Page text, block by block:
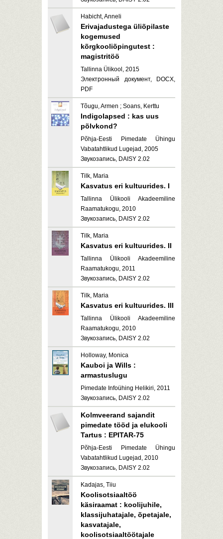
Habicht, Anneli
Erivajadustega üliõpilaste
kogemused
kõrgkooliõpingutest :
magistritöö
Tallinna Ülikool, 2015
Электронный документ, DOCX,
PDF
Tõugu, Armen ; Soans, Kerttu
Indigolapsed : kas uus
põlvkond?
Põhja-Eesti Pimedate Ühingu
Vabatahtlikud Lugejad, 2005
Звукозапись, DAISY 2.02
Tilk, Maria
Kasvatus eri kultuurides. I
Tallinna Ülikooli Akadeemiline
Raamatukogu, 2010
Звукозапись, DAISY 2.02
Tilk, Maria
Kasvatus eri kultuurides. II
Tallinna Ülikooli Akadeemiline
Raamatukogu, 2011
Звукозапись, DAISY 2.02
Tilk, Maria
Kasvatus eri kultuurides. III
Tallinna Ülikooli Akadeemiline
Raamatukogu, 2010
Звукозапись, DAISY 2.02
Holloway, Monica
Kauboi ja Wills :
armastuslugu
Pimedate Infoühing Helikiri, 2011
Звукозапись, DAISY 2.02
Kolmveerand sajandit
pimedate tööd ja elukooli
Tartus : EPITAR-75
Põhja-Eesti Pimedate Ühingu
Vabatahtlikud Lugejad, 2010
Звукозапись, DAISY 2.02
Kadajas, Tiiu
Koolisotsiaaltöö
käsiraamat : koolijuhile,
klassijuhatajale, õpetajale,
kasvatajale,
koolisotsiaaltöötajale